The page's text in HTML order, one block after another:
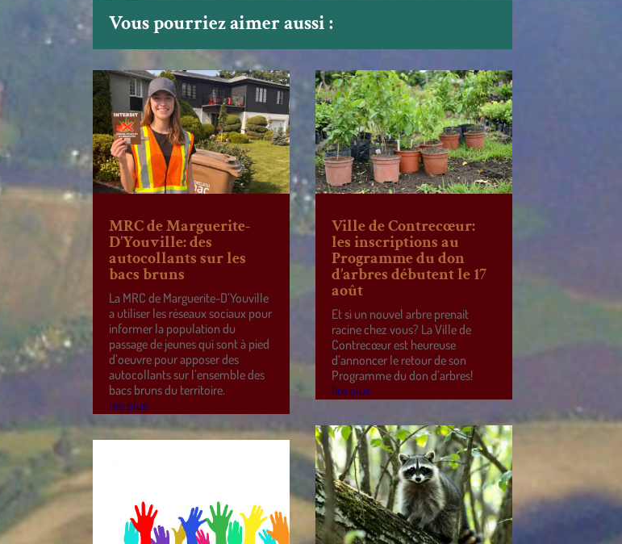
Vous pourriez aimer aussi :
MRC de Marguerite-
D’Youville: des
autocollants sur les
bacs bruns
La MRC de Marguerite-D’Youville
a utiliser les réseaux sociaux pour
informer la population du
passage de jeunes qui sont à pied
d’oeuvre pour apposer des
autocollants sur l’ensemble des
bacs bruns du territoire.
lire plus
Ville de Contrecœur:
les inscriptions au
Programme du don
d’arbres débutent le 17
août
Et si un nouvel arbre prenait
racine chez vous? La Ville de
Contrecœur est heureuse
d’annoncer le retour de son
Programme du don d’arbres!
lire plus